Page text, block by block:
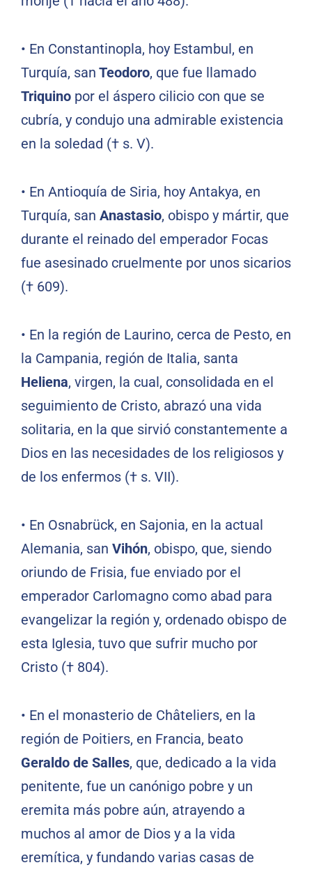
• En Constantinopla, hoy Estambul, en
Turquía, san Teodoro, que fue llamado
Triquino por el áspero cilicio con que se
cubría, y condujo una admirable existencia
en la soledad († s. V).
• En Antioquía de Siria, hoy Antakya, en
Turquía, san Anastasio, obispo y mártir, que
durante el reinado del emperador Focas
fue asesinado cruelmente por unos sicarios
(† 609).
• En la región de Laurino, cerca de Pesto, en
la Campania, región de Italia, santa
Heliena, virgen, la cual, consolidada en el
seguimiento de Cristo, abrazó una vida
solitaria, en la que sirvió constantemente a
Dios en las necesidades de los religiosos y
de los enfermos († s. VII).
• En Osnabrück, en Sajonia, en la actual
Alemania, san Vihón, obispo, que, siendo
oriundo de Frisia, fue enviado por el
emperador Carlomagno como abad para
evangelizar la región y, ordenado obispo de
esta Iglesia, tuvo que sufrir mucho por
Cristo († 804).
• En el monasterio de Châteliers, en la
región de Poitiers, en Francia, beato
Geraldo de Salles, que, dedicado a la vida
penitente, fue un canónigo pobre y un
eremita más pobre aún, atrayendo a
muchos al amor de Dios y a la vida
eremítica, y fundando varias casas de